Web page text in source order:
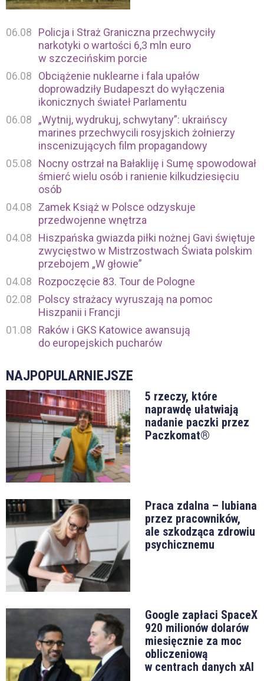
06.08
Policja i Straż Graniczna przechwyciły
narkotyki o wartości 6,3 mln euro
w szczecińskim porcie
06.08
Obciążenie nuklearne i fala upałów
doprowadziły Budapeszt do wyłączenia
ikonicznych świateł Parlamentu
06.08
„Wytnij, wydrukuj, schwytany”: ukraińscy
marines przechwycili rosyjskich żołnierzy
inscenizujących film propagandowy
05.08
Nocny ostrzał na Bałakliję i Sumę spowodował
śmierć wielu osób i ranienie kilkudziesięciu
osób
04.08
Zamek Książ w Polsce odzyskuje
przedwojenne wnętrza
04.08
Hiszpańska gwiazda piłki nożnej Gavi świętuje
zwycięstwo w Mistrzostwach Świata polskim
przebojem „W głowie”
04.08
Rozpoczęcie 83. Tour de Pologne
02.08
Polscy strażacy wyruszają na pomoc
Hiszpanii i Francji
01.08
Raków i GKS Katowice awansują
do europejskich pucharów
NAJPOPULARNIEJSZE
5 rzeczy, które
naprawdę ułatwiają
nadanie paczki przez
Paczkomat®
Praca zdalna – lubiana
przez pracowników,
ale szkodząca zdrowiu
psychicznemu
Google zapłaci SpaceX
920 milionów dolarów
miesięcznie za moc
obliczeniową
w centrach danych xAI